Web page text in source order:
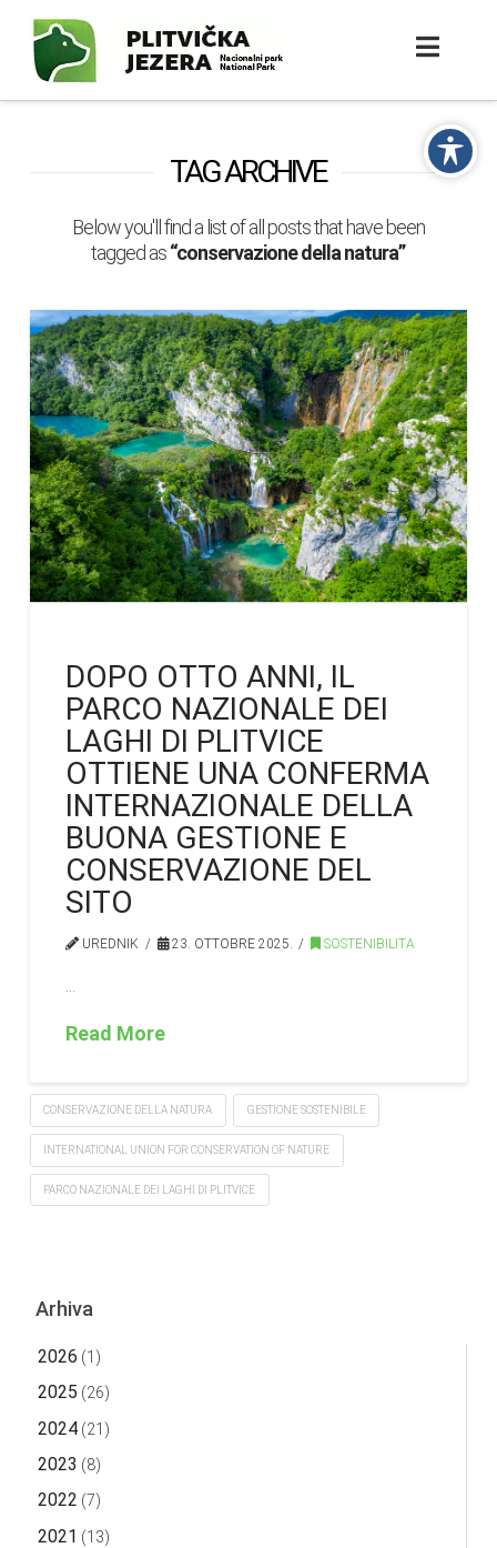
TAG ARCHIVE
Below you'll find a list of all posts that have been
tagged as“conservazione della natura”
DOPO OTTO ANNI, IL
PARCO NAZIONALE DEI
LAGHI DI PLITVICE
OTTIENE UNA CONFERMA
INTERNAZIONALE DELLA
BUONA GESTIONE E
CONSERVAZIONE DEL
SITO
UREDNIK 23. OTTOBRE 2025. SOSTENIBILITA
Read More
CONSERVAZIONE DELLA NATURA GESTIONE SOSTENIBILE
INTERNATIONAL UNION FOR CONSERVATION OF NATURE
PARCO NAZIONALE DEI LAGHI DI PLITVICE
Arhiva
2026 (1)
2025 (26)
2024(21)
2023 (8)
2022 (7)
2021 (13)